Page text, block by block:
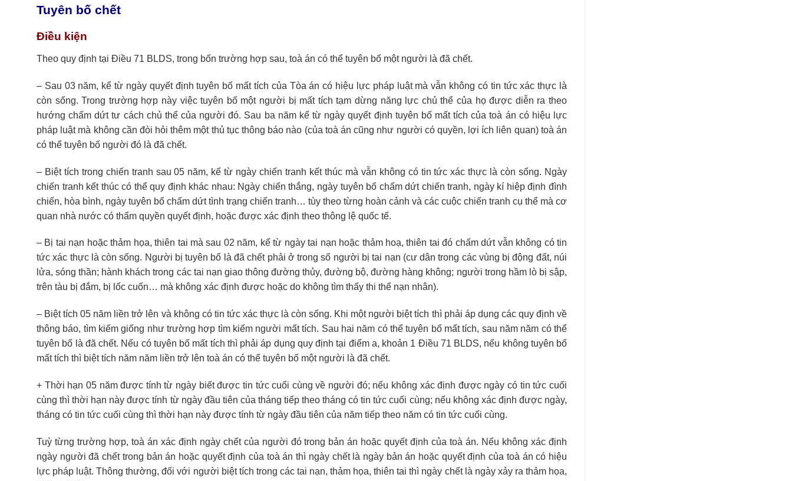
Tuyên bố chết
Điều kiện
Theo quy định tại Điều 71 BLDS, trong bốn trường hợp sau, toà án có thể tuyên bố một người là đã chết.
– Sau 03 năm, kể từ ngày quyết định tuyên bố mất tích của Tòa án có hiệu lực pháp luật mà vẫn không có tin tức xác thực là
còn sống. Trong trường hợp này việc tuyên bố một người bị mất tích tạm dừng năng lực chủ thể của họ được diễn ra theo
hướng chấm dứt tư cách chủ thể của người đó. Sau ba năm kể từ ngày quyết định tuyên bố mất tích của toà án có hiệu lực
pháp luật mà không cần đòi hỏi thêm một thủ tục thông báo nào (của toà án cũng như người có quyền, lợi ích liên quan) toà án
có thể tuyên bố người đó là đã chết.
– Biệt tích trong chiến tranh sau 05 năm, kể từ ngày chiến tranh kết thúc mà vẫn không có tin tức xác thực là còn sống. Ngày
chiến tranh kết thúc có thể quy định khác nhau: Ngày chiến thắng, ngày tuyên bố chấm dứt chiến tranh, ngày kí hiệp định đình
chiến, hòa bình, ngày tuyên bố chấm dứt tình trạng chiến tranh… tùy theo từng hoàn cảnh và các cuộc chiến tranh cụ thể mà cơ
quan nhà nước có thẩm quyền quyết định, hoặc được xác định theo thông lệ quốc tế.
– Bị tai nạn hoặc thảm họa, thiên tai mà sau 02 năm, kể từ ngày tai nạn hoặc thảm hoạ, thiên tai đó chấm dứt vẫn không có tin
tức xác thực là còn sống. Người bị tuyên bố là đã chết phải ở trong số người bị tai nạn (cư dân trong các vùng bị động đất, núi
lửa, sóng thần; hành khách trong các tai nạn giao thông đường thủy, đường bộ, đường hàng không; người trong hầm lò bị sập,
trên tàu bị đắm, bị lốc cuốn… mà không xác định được hoặc do không tìm thấy thi thể nạn nhân).
– Biệt tích 05 năm liền trở lên và không có tin tức xác thực là còn sống. Khi một người biệt tích thì phải áp dụng các quy định về
thông báo, tìm kiếm giống như trường hợp tìm kiếm người mất tích. Sau hai năm có thể tuyên bố mất tích, sau năm năm có thể
tuyên bố là đã chết. Nếu có tuyên bố mất tích thì phải áp dụng quy định tại điểm a, khoản 1 Điều 71 BLDS, nếu không tuyên bố
mất tích thì biệt tích năm năm liền trở lên toà án có thể tuyên bố một người là đã chết.
+ Thời hạn 05 năm được tính từ ngày biết được tin tức cuối cùng về người đó; nếu không xác định được ngày có tin tức cuối
cùng thì thời hạn này được tính từ ngày đầu tiên của tháng tiếp theo tháng có tin tức cuối cùng; nếu không xác định được ngày,
tháng có tin tức cuối cùng thì thời hạn này được tính từ ngày đầu tiên của năm tiếp theo năm có tin tức cuối cùng.
Tuỳ từng trường hợp, toà án xác định ngày chết của người đó trong bản án hoặc quyết định của toà án. Nếu không xác định
ngày người đã chết trong bản án hoặc quyết định của toà án thì ngày chết là ngày bản án hoặc quyết định của toà án có hiệu
lực pháp luật. Thông thường, đối với người biệt tích trong các tai nạn, thảm họa, thiên tai thì ngày chết là ngày xảy ra thảm họa,